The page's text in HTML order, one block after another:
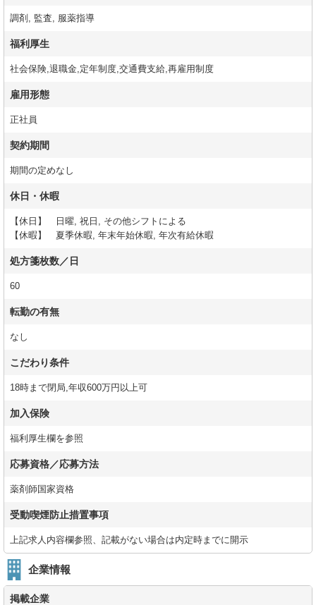
調剤, 監査, 服薬指導
福利厚生
社会保険,退職金,定年制度,交通費支給,再雇用制度
雇用形態
正社員
契約期間
期間の定めなし
休日・休暇
【休日】 日曜, 祝日, その他シフトによる
【休暇】 夏季休暇, 年末年始休暇, 年次有給休暇
処方箋枚数／日
60
転勤の有無
なし
こだわり条件
18時まで閉局,年収600万円以上可
加入保険
福利厚生欄を参照
応募資格／応募方法
薬剤師国家資格
受動喫煙防止措置事項
上記求人内容欄参照、記載がない場合は内定時までに開示
企業情報
掲載企業